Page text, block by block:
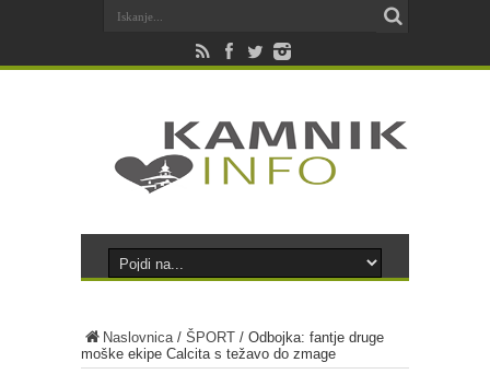
Naslovnica/ ŠPORT / Odbojka: fantje druge
moške ekipe Calcita s težavo do zmage